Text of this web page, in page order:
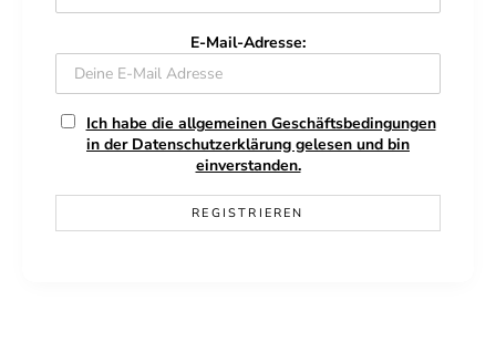
E-Mail-Adresse:
Ich habe die allgemeinen Geschäftsbedingungen
in der Datenschutzerklärung gelesen und bin
einverstanden.